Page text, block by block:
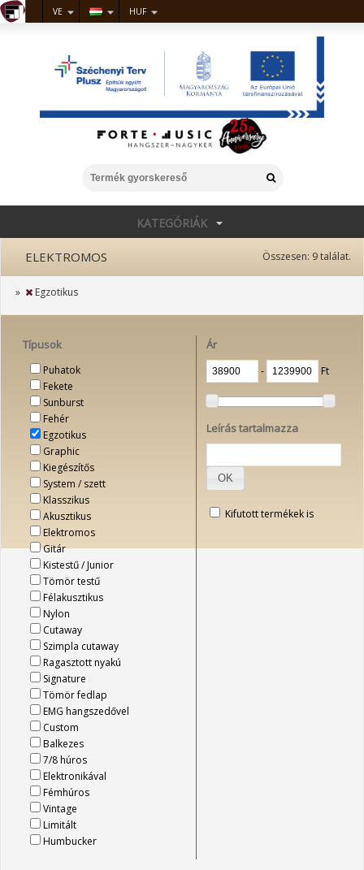
VE HUF
KATEGÓRIÁK
Összesen: 9találat.
ELEKTROMOS
» Egzotikus
Típusok
Puhatok
Fekete
Sunburst
Fehér
Egzotikus
Graphic
Kiegészítős
System / szett
Klasszikus
Akusztikus
Elektromos
Gitár
Kistestű / Junior
Tömör testű
Félakusztikus
Nylon
Cutaway
Szimpla cutaway
Ragasztott nyakú
Signature
Tömör fedlap
EMG hangszedővel
Custom
Balkezes
7/8 húros
Elektronikával
Fémhúros
Vintage
Limitált
Humbucker
Ár
‐ Ft
Leírás tartalmazza
OK
Kifutott termékek is